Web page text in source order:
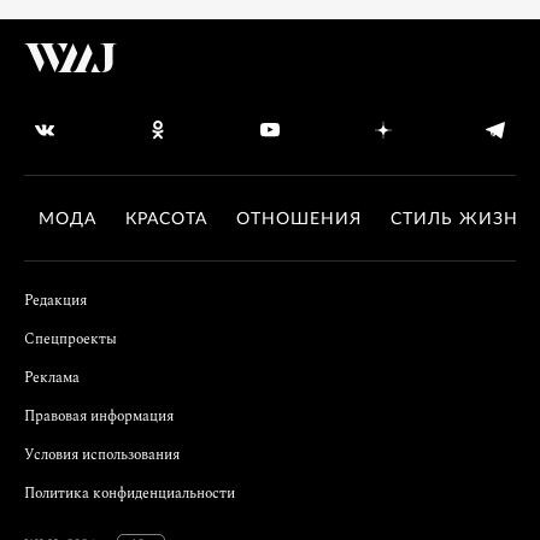
МОДА КРАСОТА ОТНОШЕНИЯ СТИЛЬ ЖИЗНИ
Редакция
Спецпроекты
Реклама
Правовая информация
Условия использования
Политика конфиденциальности